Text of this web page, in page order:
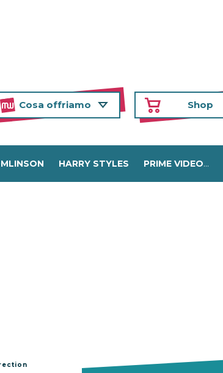
Cosa offriamo Shop
HARRY STYLES PRIME VIDEO